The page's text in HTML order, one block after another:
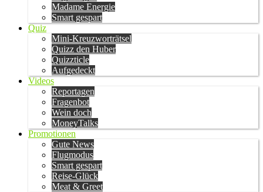
Madame Energie
Smart gespart
Quiz
Mini-Kreuzworträtsel
Quizz den Huber
Quizzticle
Aufgedeckt
Videos
Reportagen
Fragenbot
Wein doch
MoneyTalks
Promotionen
Gute News
Flugmodus
Smart gespart
Reise-Glück
Meat & Greet